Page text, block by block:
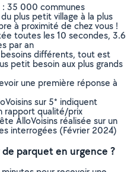
: 35 000 communes
plus petit village à la plus
à proximité de chez vous !
toutes les 10 secondes, 3.6
par an
différents, tout est
petit besoin aux plus grands
une première réponse à
sur 5* indiquent
rapport qualité/prix
AlloVoisins réalisée sur un
interrogées (Février 2024)
parquet en urgence ?